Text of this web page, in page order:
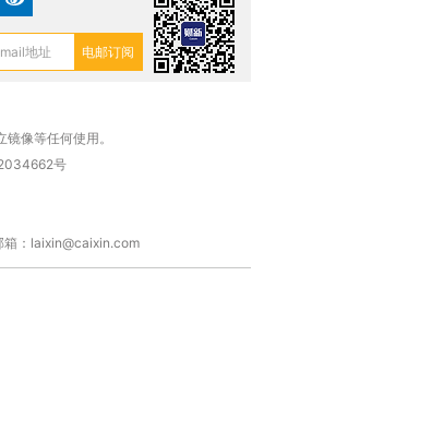
像等任何使用。
号
：laixin@caixin.com